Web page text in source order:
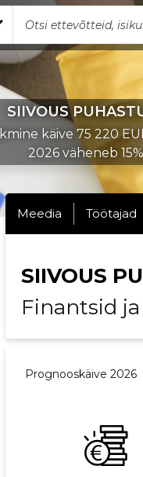
SIIVOUS
käive 75 220
2026 väheneb
Meedia Töötajad
SIIVOUS
Finantsid ja
Prognooskäive 2026